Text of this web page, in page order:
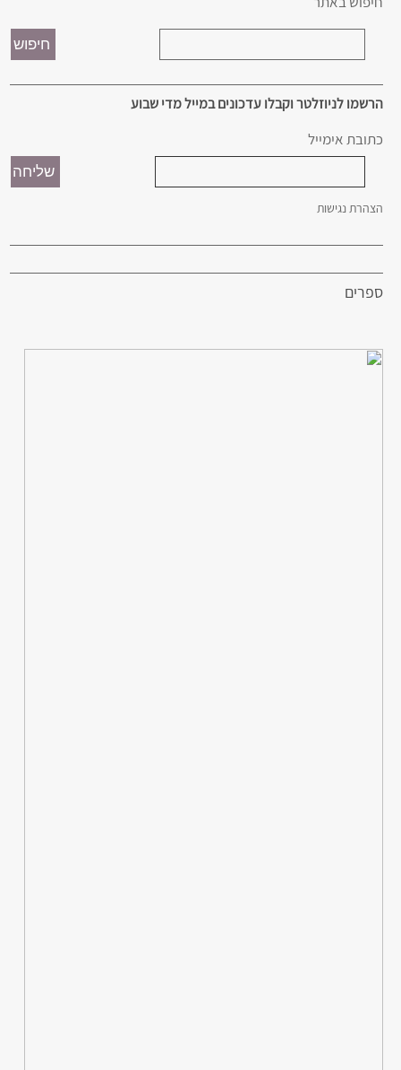
הרשמו לניוזלטר וקבלו עדכונים במייל מדי שבוע
כתובת אימייל
הצהרת נגישות
ספרים